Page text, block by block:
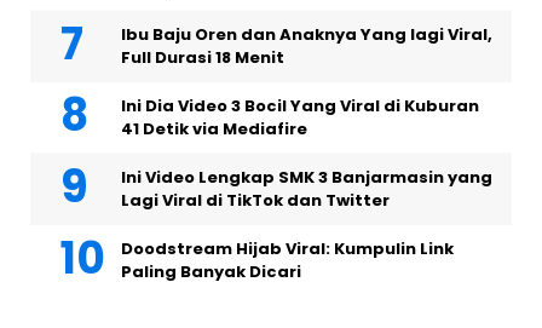
Ibu Baju Oren dan Anaknya Yang lagi Viral,
Full Durasi 18 Menit
Ini Dia Video 3 Bocil Yang Viral di Kuburan
41 Detik via Mediafire
Ini Video Lengkap SMK 3 Banjarmasin yang
Lagi Viral di TikTok dan Twitter
Doodstream Hijab Viral: Kumpulin Link
Paling Banyak Dicari